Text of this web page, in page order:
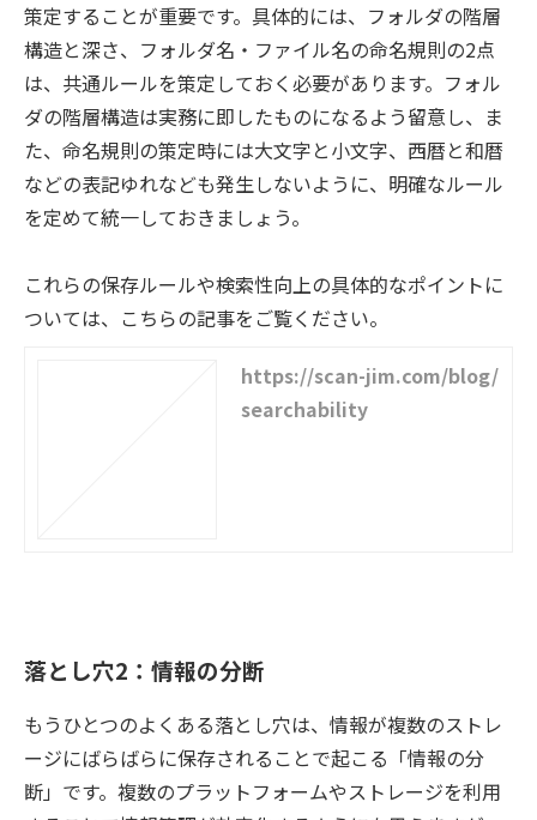
策定することが重要です。具体的には、フォルダの階層
構造と深さ、フォルダ名・ファイル名の命名規則の2点
は、共通ルールを策定しておく必要があります。フォル
ダの階層構造は実務に即したものになるよう留意し、ま
た、命名規則の策定時には大文字と小文字、西暦と和暦
などの表記ゆれなども発生しないように、明確なルール
を定めて統一しておきましょう。
これらの保存ルールや検索性向上の具体的なポイントに
ついては、こちらの記事をご覧ください。
https://scan-jim.com/blog/
searchability
落とし穴2：情報の分断
もうひとつのよくある落とし穴は、情報が複数のストレ
ージにばらばらに保存されることで起こる「情報の分
断」です。複数のプラットフォームやストレージを利用